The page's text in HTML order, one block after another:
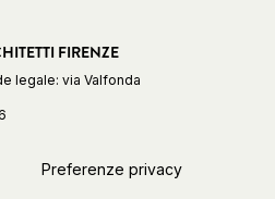
FIRENZE
legale: via Valfonda
Preferenze privacy